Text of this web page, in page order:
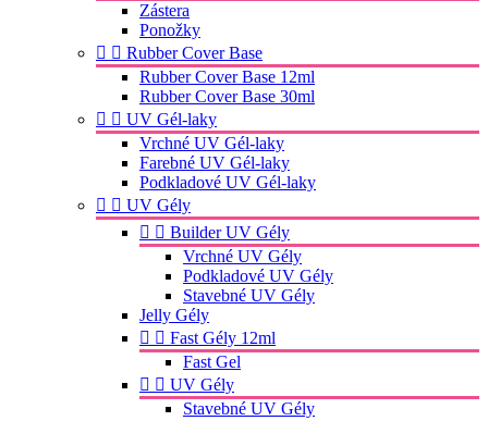
Zástera
Ponožky
  Rubber Cover Base
Rubber Cover Base 12ml
Rubber Cover Base 30ml
  UV Gél-laky
Vrchné UV Gél-laky
Farebné UV Gél-laky
Podkladové UV Gél-laky
  UV Gély
  Builder UV Gély
Vrchné UV Gély
Podkladové UV Gély
Stavebné UV Gély
Jelly Gély
  Fast Gély 12ml
Fast Gel
  UV Gély
Stavebné UV Gély